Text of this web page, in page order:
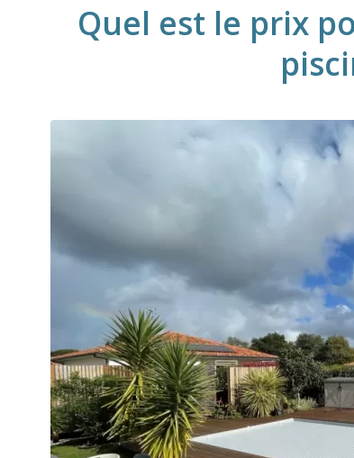
Quel est le prix